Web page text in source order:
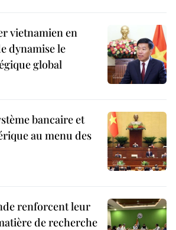
vietnamien en
dynamise le
global
bancaire et
au menu des
renforcent leur
de recherche